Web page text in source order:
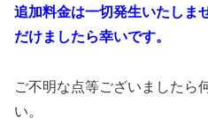
追加料金は一切発生いたしま
だけましたら幸いです。
ご不明な点等ございましたら
い。